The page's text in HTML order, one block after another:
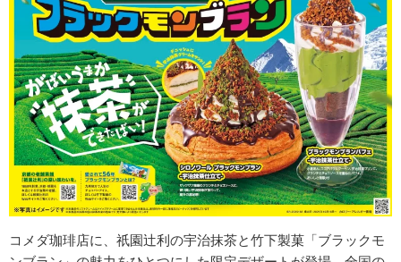
コメダ珈琲店に、祇園辻利の宇治抹茶と竹下製菓「ブラックモ